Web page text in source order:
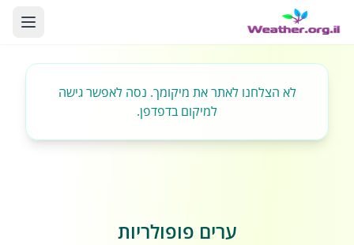
לא הצלחנו לאתר את מיקומך. נסה לאפשר גישה
למיקום בדפדפן.
ערים פופולריות